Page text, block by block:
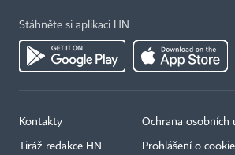
Stáhněte si aplikaci HN
Kontakty
Tiráž redakce HN
Ochrana osobních
Prohlášení o